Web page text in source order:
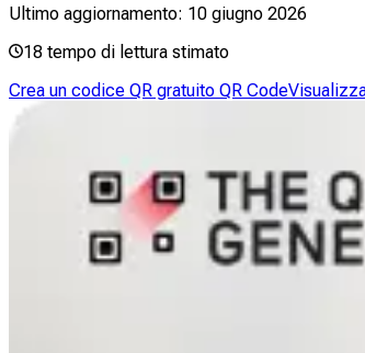
Ultimo aggiornamento: 10 giugno 2026
18 tempo di lettura stimato
Crea un codice QR gratuito QR Code